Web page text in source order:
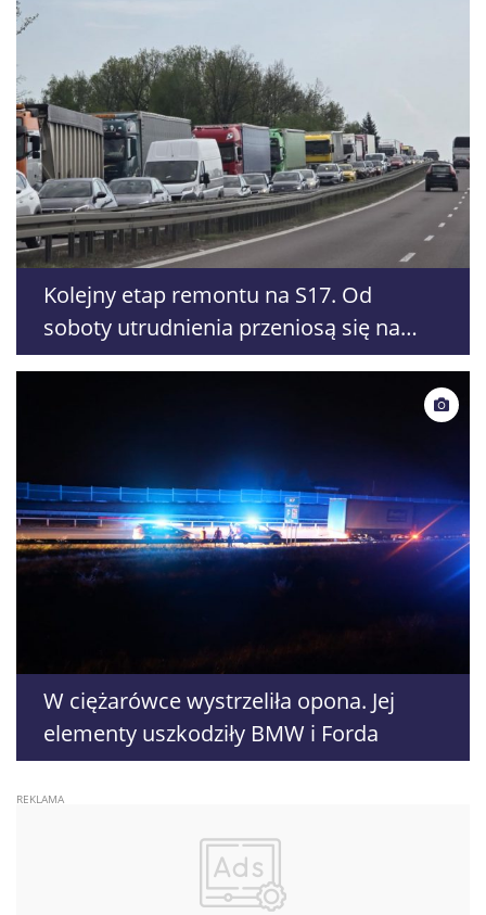
Kolejny etap remontu na S17. Od
soboty utrudnienia przeniosą się na
jezdnię w kierunku Lublina
W ciężarówce wystrzeliła opona. Jej
elementy uszkodziły BMW i Forda